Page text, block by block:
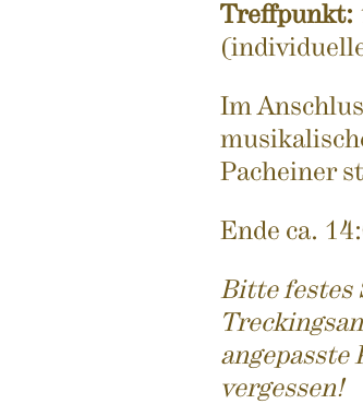
Treffpunkt:
Im
Pacheiner
Ende ca.
Bitte festes
angepasste
vergessen!